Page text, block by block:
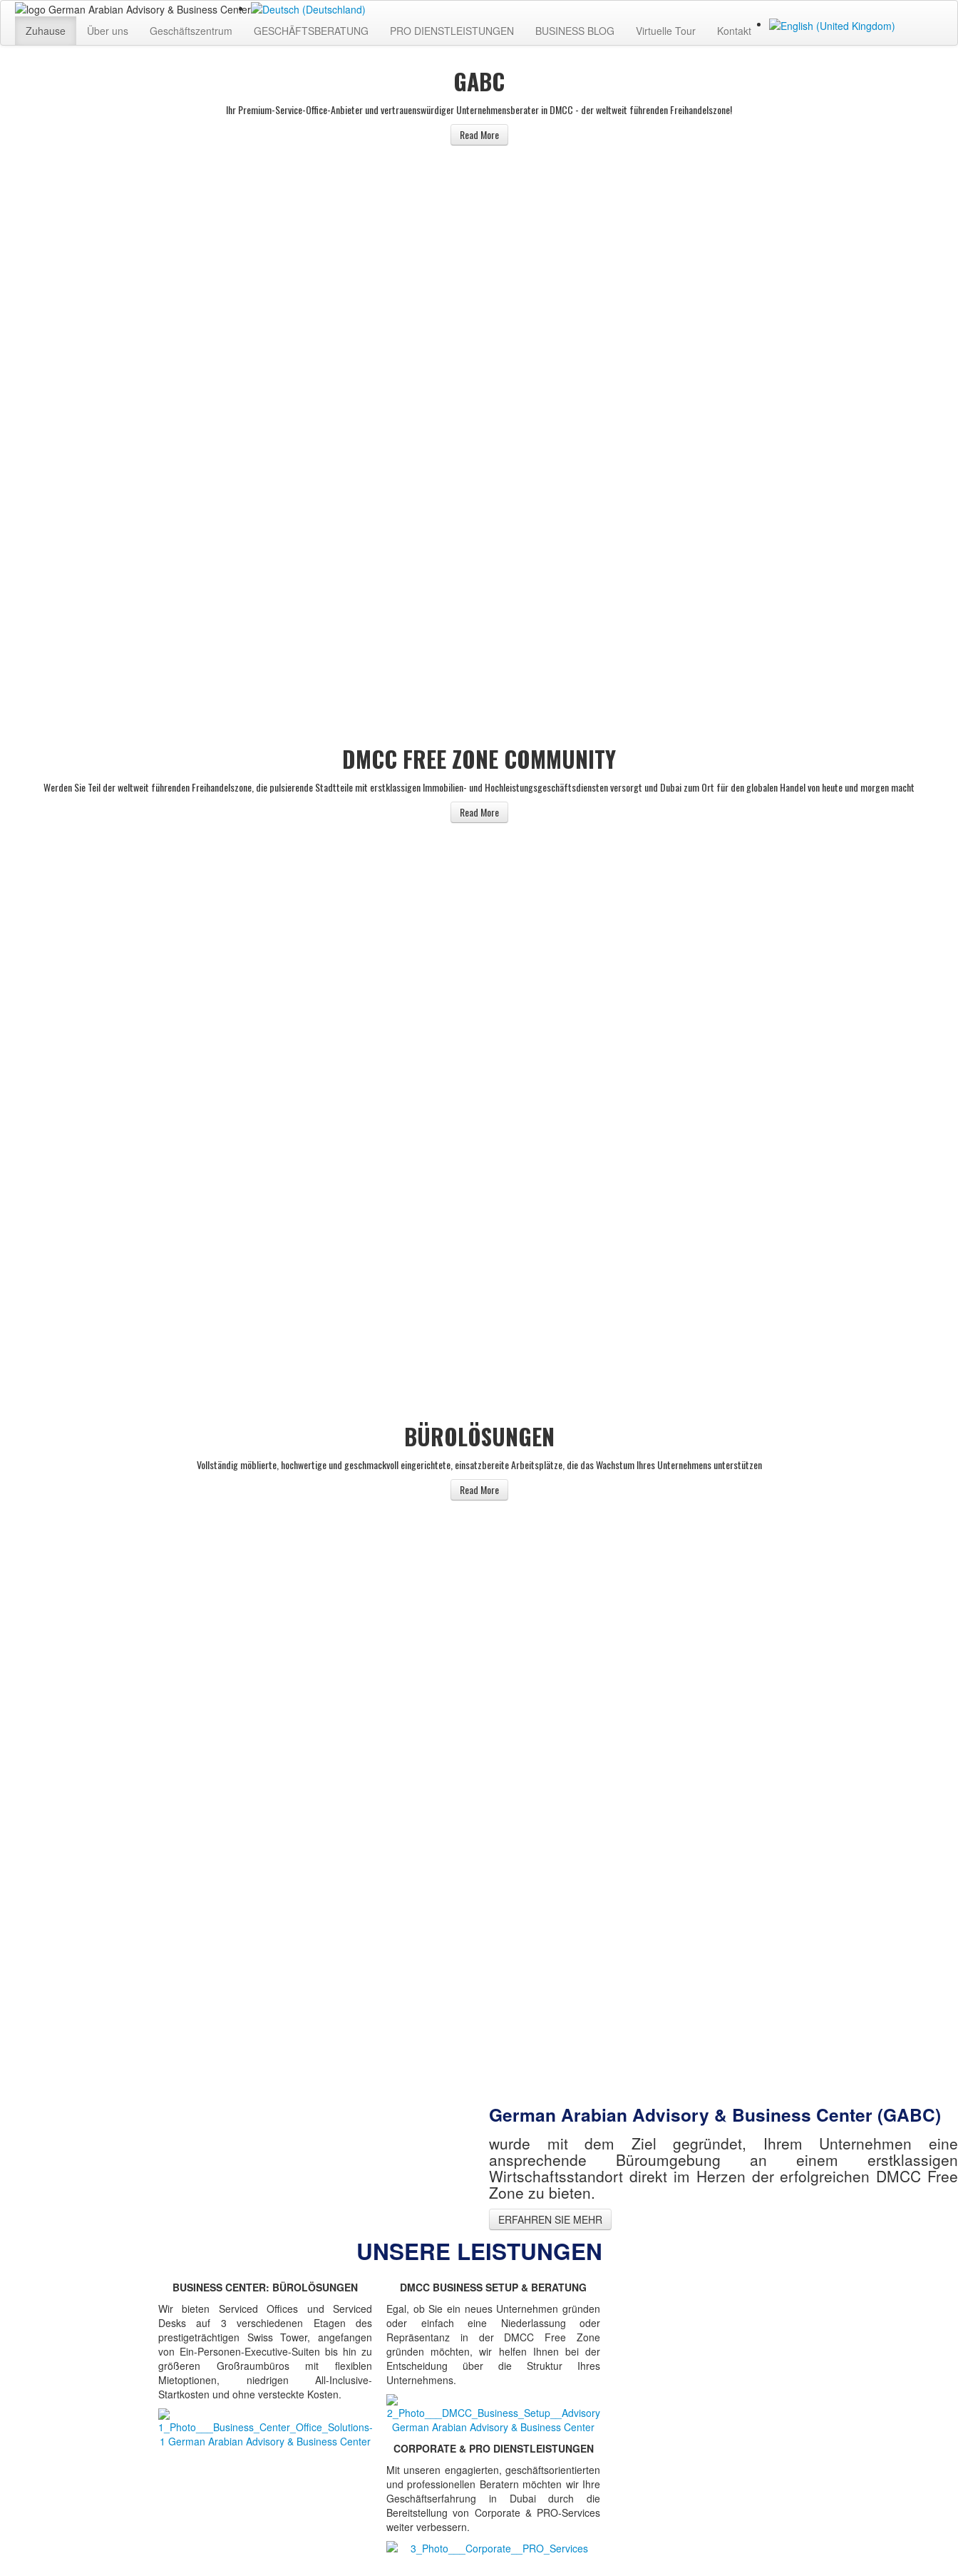
Zuhause Über uns Geschäftszentrum GESCHÄFTSBERATUNG PRO DIENSTLEISTUNGEN BUSINESS BLOG Virtuelle Tour Kontakt
GABC
Ihr Premium-Service-Office-Anbieter und vertrauenswürdiger Unternehmensberater in DMCC - der weltweit führenden Freihandelszone!
Read More
DMCC FREE ZONE COMMUNITY
Werden Sie Teil der weltweit führenden Freihandelszone, die pulsierende Stadtteile mit erstklassigen Immobilien- und Hochleistungsgeschäftsdiensten versorgt und Dubai zum Ort für den globalen Handel von heute und morgen macht
Read More
BÜROLÖSUNGEN
Vollständig möblierte, hochwertige und geschmackvoll eingerichtete, einsatzbereite Arbeitsplätze, die das Wachstum Ihres Unternehmens unterstützen
Read More
German Arabian Advisory & Business Center (GABC)
wurde mit dem Ziel gegründet, Ihrem Unternehmen eine
ansprechende Büroumgebung an einem erstklassigen
Wirtschaftsstandort direkt im Herzen der erfolgreichen DMCC Free
Zone zu bieten.
ERFAHREN SIE MEHR
UNSERE LEISTUNGEN
BUSINESS CENTER: BÜROLÖSUNGEN
Wir bieten Serviced Offices und Serviced
Desks auf 3 verschiedenen Etagen des
prestigeträchtigen Swiss Tower, angefangen
von Ein-Personen-Executive-Suiten bis hin zu
größeren Großraumbüros mit flexiblen
Mietoptionen, niedrigen All-Inclusive-
Startkosten und ohne versteckte Kosten.
DMCC BUSINESS SETUP & BERATUNG
Egal, ob Sie ein neues Unternehmen gründen
oder einfach eine Niederlassung oder
Repräsentanz in der DMCC Free Zone
gründen möchten, wir helfen Ihnen bei der
Entscheidung über die Struktur Ihres
Unternehmens.
CORPORATE & PRO DIENSTLEISTUNGEN
Mit unseren engagierten, geschäftsorientierten
und professionellen Beratern möchten wir Ihre
Geschäftserfahrung in Dubai durch die
Bereitstellung von Corporate & PRO-Services
weiter verbessern.